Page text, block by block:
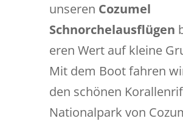
unseren Cozumel
Schnorchelausflügen
eren Wert auf kleine
Mit dem Boot fahren
den schönen
Nationalpark von